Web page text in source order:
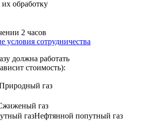
их обработку
2 часов
сотрудничества
должна работать
стоимость):
газ
газ
Нефтянной попутный газ